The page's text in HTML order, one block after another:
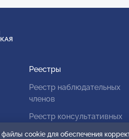
Реестры
Реестр наблюдательных
членов
Реестр консультативных
cookie для обеспечения